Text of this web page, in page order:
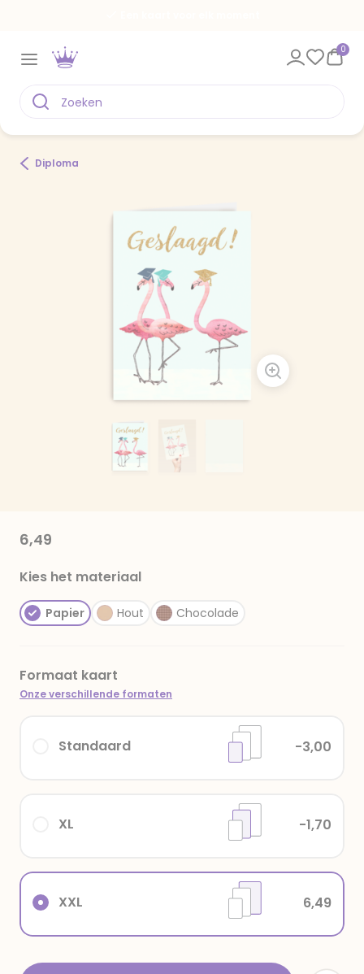
0
Diploma
6,49
Kies het materiaal
Papier Hout Chocolade
Formaat kaart
Onze verschillende formaten
XXL 6,49
XL -1,70
Standaard -3,00